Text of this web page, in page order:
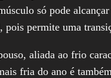
só pode
pois permite uma
aliada ao frio
fria do ano é